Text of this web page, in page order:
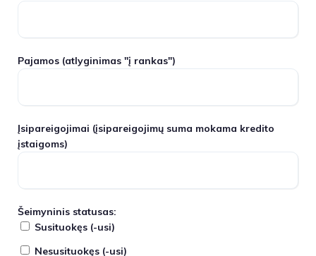
Pajamos (atlyginimas "į rankas")
Įsipareigojimai (įsipareigojimų suma mokama kredito
įstaigoms)
Šeimyninis statusas:
Susituokęs (-usi)
Nesusituokęs (-usi)